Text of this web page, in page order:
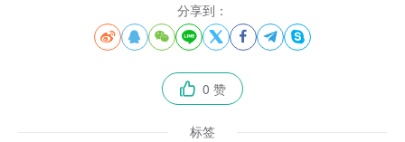
分享到：
       
 0 赞
标签